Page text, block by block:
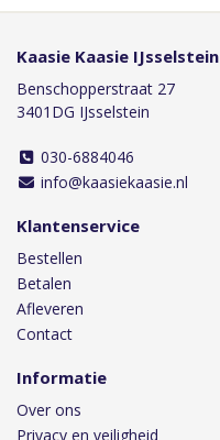
Kaasie Kaasie IJsselstein
Benschopperstraat 27
3401DG IJsselstein
030-6884046
info@kaasiekaasie.nl
Klantenservice
Bestellen
Betalen
Afleveren
Contact
Informatie
Over ons
Privacy en veiligheid